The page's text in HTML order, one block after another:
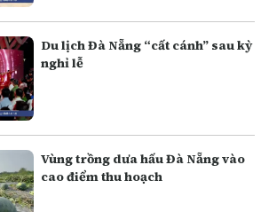
Du lịch Đà Nẵng “cất cánh” sau kỳ
nghỉ lễ
Vùng trồng dưa hấu Đà Nẵng vào
cao điểm thu hoạch